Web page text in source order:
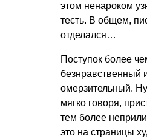
этом ненароком
тесть. В общем,
отделался…
Поступок более
безнравственный
омерзительный.
мягко говоря,
тем более
это на страницы